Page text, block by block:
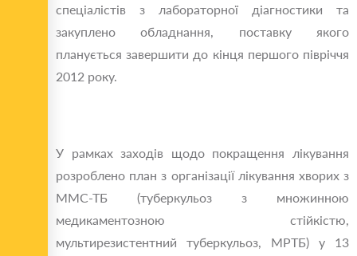
спеціалістів з лабораторної діагностики та
закуплено обладнання, поставку якого
планується завершити до кінця першого пiврiччя
2012 року.
У рамках заходів щодо покращення лікування
розроблено план з органiзацiï лікування хворих з
ММС-ТБ (туберкульоз з множинною
медикаментозною стiйкiстю,
мультирезистентний туберкульоз, МРТБ) у 13